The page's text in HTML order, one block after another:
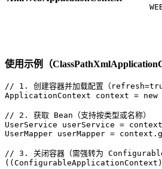
使用示例（
// 1. 创建容器并加载配置（
ApplicationContext
context = new
// 2. 获取 Bean（支持按类型或名称）
UserService
userService =
UserMapper userMapper =
// 3. 关闭容器（需强转为